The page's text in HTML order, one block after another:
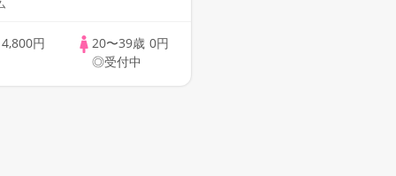
4,800円 20〜39歳 0円
◎受付中